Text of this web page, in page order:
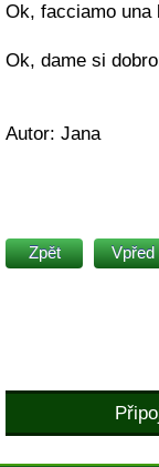
Ok, facciamo una
Ok, dame si
Autor: Jana
Zpět Vpřed